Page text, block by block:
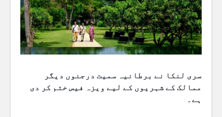
سری لنکا نے برطانیہ سمیت درجنوں دیگر
ممالک کے شہریوں کے لیے ویزہ فیس ختم کر دی
ہے۔